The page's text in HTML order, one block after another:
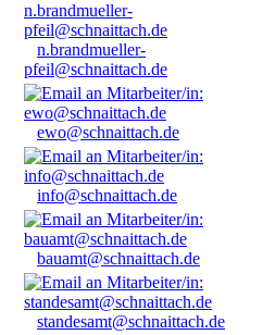
n.brandmueller-
pfeil@schnaittach.de
ewo@schnaittach.de
info@schnaittach.de
bauamt@schnaittach.de
standesamt@schnaittach.de